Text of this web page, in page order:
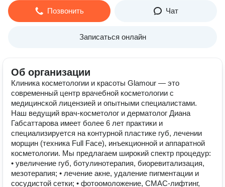
Позвонить Чат
Записаться онлайн
Об организации
Клиника косметологии и красоты Glamour — это
современный центр врачебной косметологии с
медицинской лицензией и опытными специалистами.
Наш ведущий врач-косметолог и дерматолог Диана
Габсаттарова имеет более 6 лет практики и
специализируется на контурной пластике губ, лечении
морщин (техника Full Face), инъекционной и аппаратной
косметологии. Мы предлагаем широкий спектр процедур:
• увеличение губ, ботулинотерапия, биоревитализация,
мезотерапия; • лечение акне, удаление пигментации и
сосудистой сетки; • фотоомоложение, СМАС-лифтинг,